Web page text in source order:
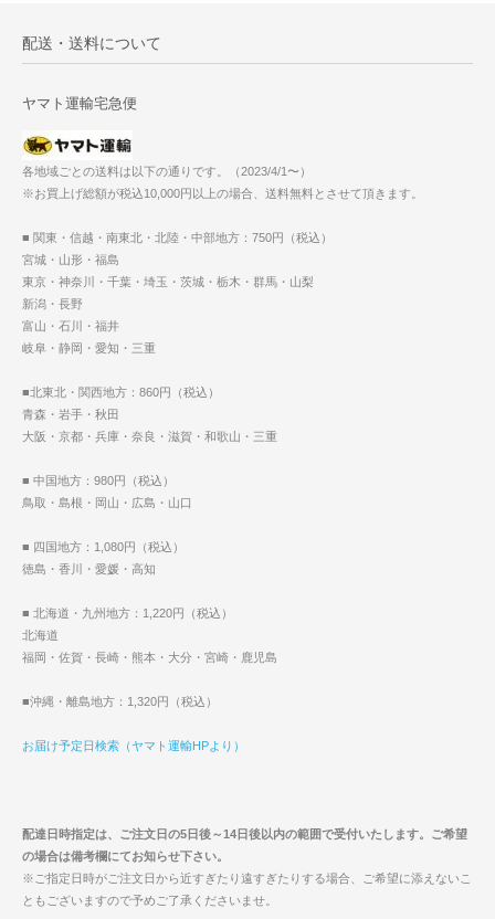
配送・送料について
ヤマト運輸宅急便
各地域ごとの送料は以下の通りです。（2023/4/1〜）
※お買上げ総額が税込10,000円以上の場合、送料無料とさせて頂きます。
■ 関東・信越・南東北・北陸・中部地方：750円（税込）
宮城・山形・福島
東京・神奈川・千葉・埼玉・茨城・栃木・群馬・山梨
新潟・長野
富山・石川・福井
岐阜・静岡・愛知・三重
■北東北・関西地方：860円（税込）
青森・岩手・秋田
大阪・京都・兵庫・奈良・滋賀・和歌山・三重
■ 中国地方：980円（税込）
鳥取・島根・岡山・広島・山口
■ 四国地方：1,080円（税込）
徳島・香川・愛媛・高知
■ 北海道・九州地方：1,220円（税込）
北海道
福岡・佐賀・長崎・熊本・大分・宮崎・鹿児島
■沖縄・離島地方：1,320円（税込）
お届け予定日検索（ヤマト運輸HPより）
配達日時指定は、ご注文日の5日後～14日後以内の範囲で受付いたします。ご希望
の場合は備考欄にてお知らせ下さい。
※ご指定日時がご注文日から近すぎたり遠すぎたりする場合、ご希望に添えないこ
ともございますので予めご了承くださいませ。